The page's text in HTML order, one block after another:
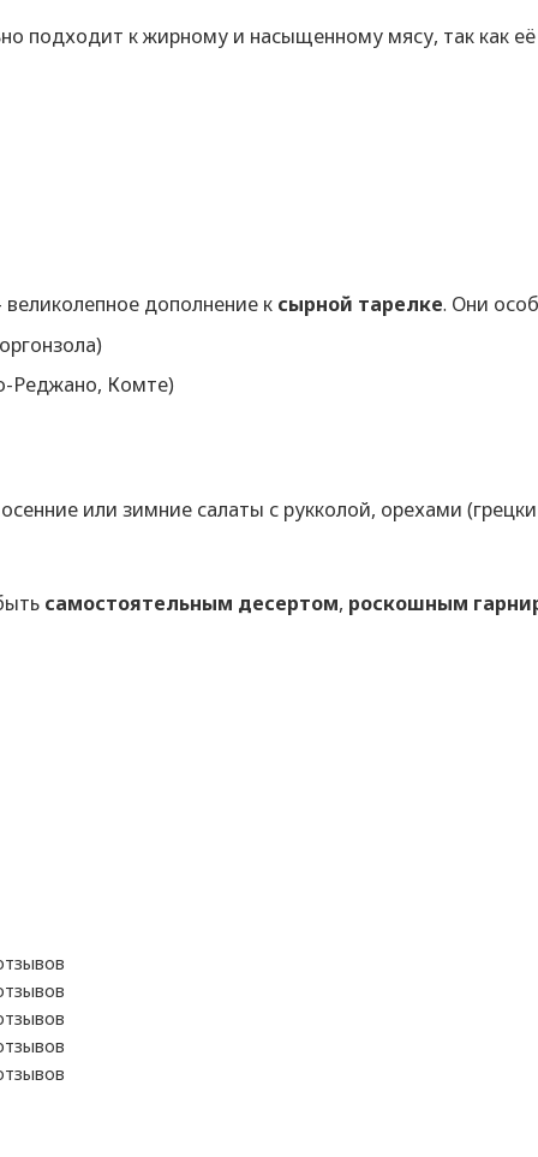
подходит к жирному и насыщенному мясу, так как
дополнение к сырной тарелке. Они
Реджано, Комте)
или зимние салаты с рукколой, орехами
самостоятельным десертом, роскошным